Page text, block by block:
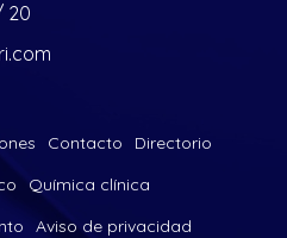
20
Contacto
Directorio
Química clínica
Aviso de privacidad